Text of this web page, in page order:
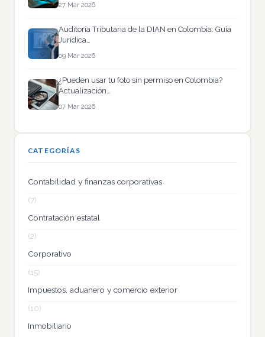
27 Mar 2026
Auditoría Tributaria de la DIAN en Colombia: Guía
Jurídica…
09 Mar 2026
¿Pueden usar tu foto sin permiso en Colombia?
Actualización…
07 Mar 2026
CATEGORÍAS
Contabilidad y finanzas corporativas
(7)
Contratación estatal
(2)
Corporativo
(15)
Impuestos, aduanero y comercio exterior
(10)
Inmobiliario